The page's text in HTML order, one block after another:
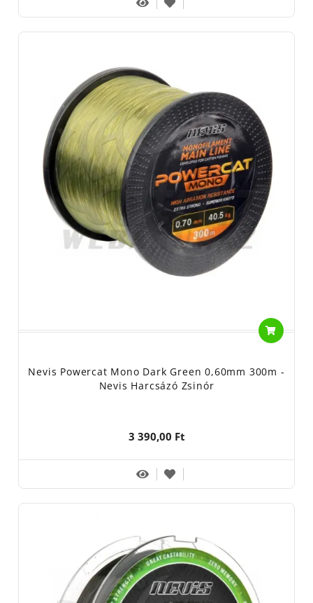
Nevis Powercat Mono Dark Green 0,60mm 300m -
Nevis Harcsázó Zsinór
3 390,00 Ft